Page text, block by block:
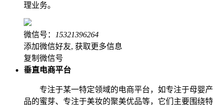
理业务。
微信号：
15321396264
添加微信好友, 获取更多信息
复制微信号
垂直电商平台
专注于某一特定领域的电商平台，如专注于母婴产
品的蜜芽、专注于美妆的聚美优品等，它们主要围绕特